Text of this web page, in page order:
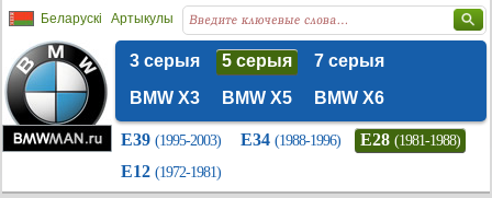
Беларускі Артыкулы
3 серыя 5 серыя
7 серыя
BMW X3
BMW X5 BMW X6
E39 (1995-2003) E34 (1988-1996) E28 (1981-1988)
E12 (1972-1981)